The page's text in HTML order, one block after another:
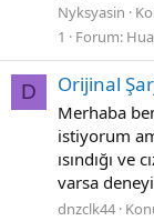
Nyksyasin
1
Forum:
D Orijinal
Merhaba
istiyorum
ısındığı ve
varsa
dnzclk44